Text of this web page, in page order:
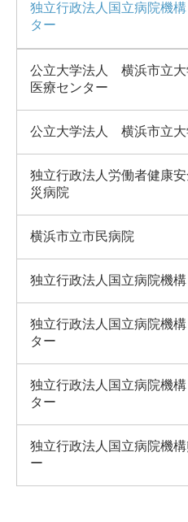
独立行政法人国立病院機
ター
公立大学法人 横浜市立大
医療センター
公立大学法人 横浜市立大
独立行政法人労働者健康
災病院
横浜市立市民病院
独立行政法人国立病院機
独立行政法人国立病院機
ター
独立行政法人国立病院機
ター
独立行政法人国立病院機
ー